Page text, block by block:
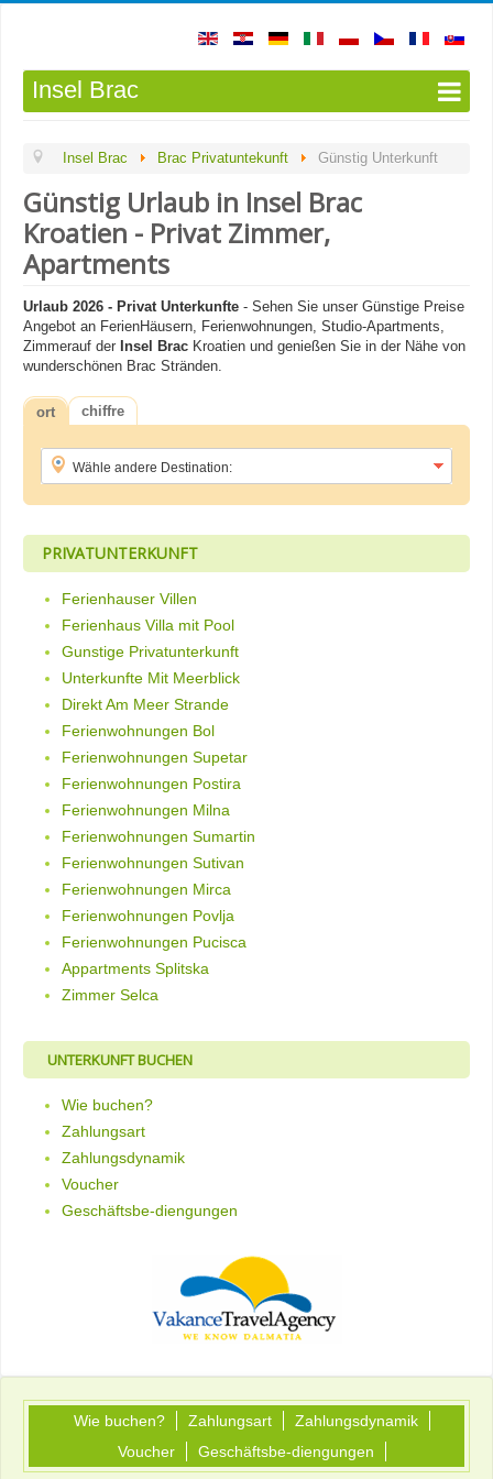
Insel Brac
Insel Brac Brac Privatuntekunft Günstig Unterkunft
Günstig Urlaub in Insel Brac
Kroatien - Privat Zimmer,
Apartments
Urlaub 2026 - Privat Unterkunfte - Sehen Sie unser Günstige Preise
Angebot an FerienHäusern, Ferienwohnungen, Studio-Apartments,
Zimmerauf der Insel Brac Kroatien und genießen Sie in der Nähe von
wunderschönen Brac Stränden.
ort chiffre
PRIVATUNTERKUNFT
Ferienhauser Villen
Ferienhaus Villa mit Pool
Gunstige Privatunterkunft
Unterkunfte Mit Meerblick
Direkt Am Meer Strande
Ferienwohnungen Bol
Ferienwohnungen Supetar
Ferienwohnungen Postira
Ferienwohnungen Milna
Ferienwohnungen Sumartin
Ferienwohnungen Sutivan
Ferienwohnungen Mirca
Ferienwohnungen Povlja
Ferienwohnungen Pucisca
Appartments Splitska
Zimmer Selca
UNTERKUNFT BUCHEN
Wie buchen?
Zahlungsart
Zahlungsdynamik
Voucher
Geschäftsbe-diengungen
Wie buchen? Zahlungsart
Zahlungsdynamik
Voucher
Geschäftsbe-diengungen